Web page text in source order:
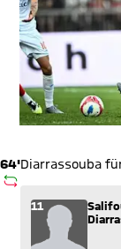
64'
AUSWECHSLUNG
Diarrassouba
Wechsel:
11